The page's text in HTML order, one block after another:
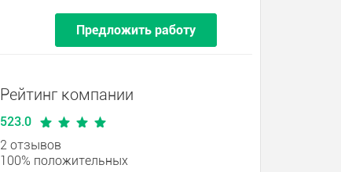
Предложить работу
Рейтинг компании
523.0
2 отзывов
100% положительных